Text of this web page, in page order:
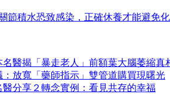
節積水恐致感染，正確休養才能避免
醫揭「暴走老人」前額葉大腦萎縮真
放寬「藥師指示」雙管道購買現曙光
分享２轉念實例：看見共存的幸福